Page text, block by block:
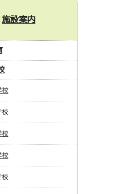
施設案内
校
校
校
校
校